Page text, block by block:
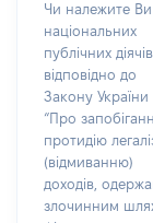
Чи належите
національних
публічних діячів
відповідно до
Закону України
“Про
протидію
(відмиванню)
доходів,
злочинним